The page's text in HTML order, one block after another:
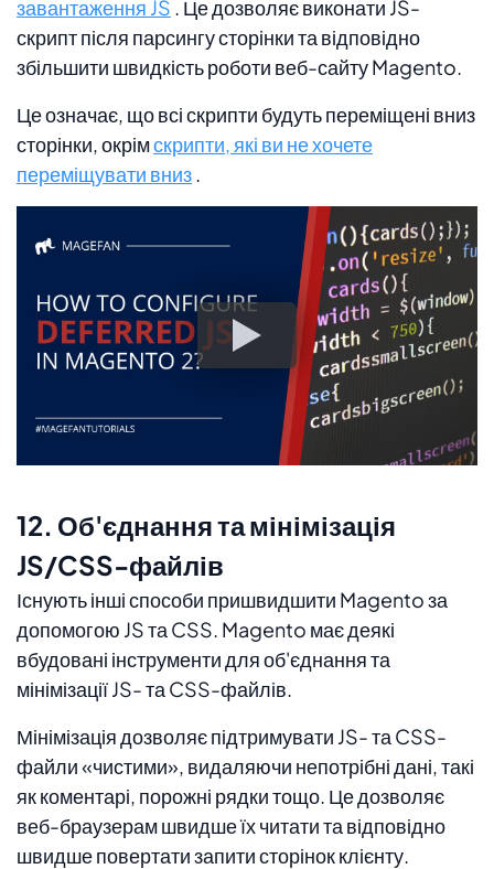
завантаження JS . Це дозволяє виконати JS-
скрипт після парсингу сторінки та відповідно
збільшити швидкість роботи веб-сайту Magento.
Це означає, що всі скрипти будуть переміщені вниз
сторінки, окрімскрипти, які ви не хочете
переміщувати вниз.
12. Об'єднання та мінімізація
JS/CSS-файлів
Існують інші способи пришвидшити Magento за
допомогою JS та CSS. Magento має деякі
вбудовані інструменти для об'єднання та
мінімізації JS- та CSS-файлів.
Мінімізація дозволяє підтримувати JS- та CSS-
файли «чистими», видаляючи непотрібні дані, такі
як коментарі, порожні рядки тощо. Це дозволяє
веб-браузерам швидше їх читати та відповідно
швидше повертати запити сторінок клієнту.